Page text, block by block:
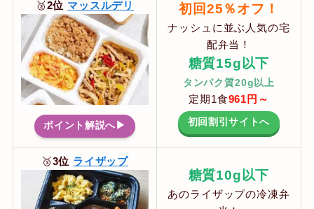
🥈2位 マッスルデリ
ポイント解説へ▶
初回25％オフ ！
ナッシュに並ぶ人気の宅
配弁当！
糖質15g以下
タンパク質20g以上
定期1食961円～
初回割引サイトへ
🥉3位 ライザップ
糖質10g以下
あのライザップの冷凍弁